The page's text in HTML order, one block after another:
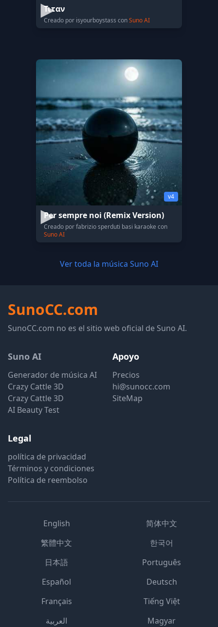
Τιταν
Creado por isyourboystass conSuno AI
v4
Per sempre noi (Remix Version)
Creado por fabrizio sperduti basi karaoke con
Suno AI
Ver toda la música Suno AI
SunoCC.com
SunoCC.com no es el sitio web oficial de Suno AI.
Suno AI
Generador de música AI
Crazy Cattle 3D
Crazy Cattle 3D
AI Beauty Test
Apoyo
Precios
hi@sunocc.com
SiteMap
Legal
política de privacidad
Términos y condiciones
Política de reembolso
English
简体中文
繁體中文
한국어
日本語
Português
Español
Deutsch
Français
Tiếng Việt
العربية
Magyar